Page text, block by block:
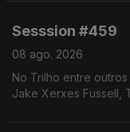
Sesssion #459
08 ago. 2026
No Trilho entre outros
Jake Xerxes Fussell,